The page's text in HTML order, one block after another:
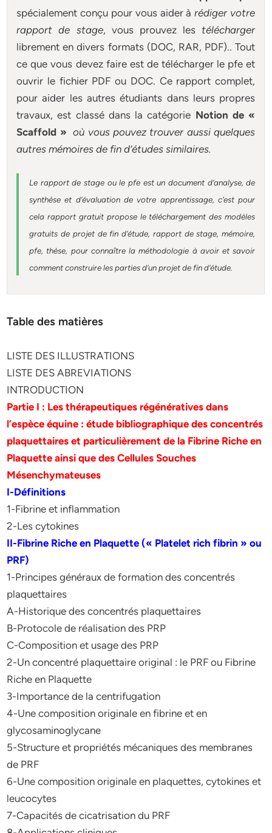
spécialement conçu pour vous aider àrédiger votre
rapport de stage, vous prouvez les télécharger
librement en divers formats (DOC, RAR, PDF).. Tout
ce que vous devez faire est de télécharger le pfe et
ouvrir le fichier PDF ou DOC. Ce rapport complet,
pour aider les autres étudiants dans leurs propres
travaux, est classé dans la catégorie Notion de «
Scaffold »où vous pouvez trouver aussi quelques
autresmémoiresde fin d’études similaires.
Le rapport de stage ou le pfe est un document d’analyse, de
synthèse et d’évaluation de votre apprentissage, c’est pour
cela rapport gratuit propose le téléchargement des modèles
gratuits de projet de fin d’étude, rapport de stage, mémoire,
pfe, thèse, pour connaître la méthodologie à avoir et savoir
comment construire les parties d’un projet de fin d’étude
Table des matières
LISTE DES ILLUSTRATIONS
LISTE DES ABREVIATIONS
INTRODUCTION
Partie I : Les thérapeutiques régénératives dans
l’espèce équine : étude bibliographique des concentrés
plaquettaires et particulièrement de la Fibrine Riche en
Plaquette ainsi que des Cellules Souches
Mésenchymateuses
I-Définitions
1-Fibrine et inflammation
2-Les cytokines
II-Fibrine Riche en Plaquette (« Platelet rich fibrin » ou
PRF)
1-Principes généraux de formation des concentrés
plaquettaires
A-Historique des concentrés plaquettaires
B-Protocole de réalisation des PRP
C-Composition et usage des PRP
2-Un concentré plaquettaire original : le PRF ou Fibrine
Riche en Plaquette
3-Importance de la centrifugation
4-Une composition originale en fibrine et en
glycosaminoglycane
5-Structure et propriétés mécaniques des membranes
de PRF
6-Une composition originale en plaquettes, cytokines et
leucocytes
7-Capacités de cicatrisation du PRF